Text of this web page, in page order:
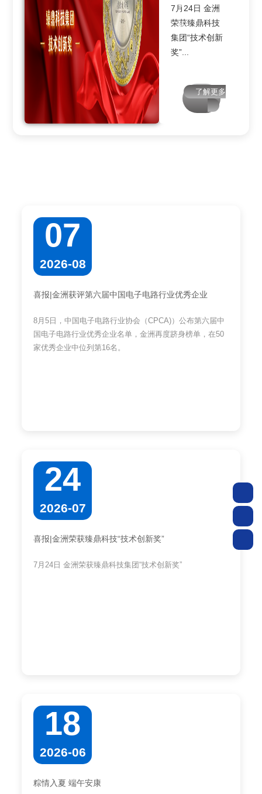
协会
（CPCA)）公
布第六届中国
电子电路行业
单，金洲再度
跻身榜单，在
50家优秀企业
7月24日 金洲
荣获臻鼎科技
集团“技术创新
奖”...
了解更多
你
匠心40载，同
心伴前行...
了解更多
材（英伟达
Rubin架构AI服
务器核心基
材）对高端精
迫切需求，金
洲新增一项重
要技改项目：
供应商”奖
4月20日 广合
科技授予金洲
2025年度“优秀
了解更多
2026年3月 金
洲科技大楼完
成所有专项验
收 并全面投
了解更多
对高端精密微
钻的需求也大
幅提升。为有
效保障交付，
金洲将保持生
产 稳定运行。
07
2026-08
喜报|金洲获评第六届中国电子电路行业优秀企业
8月5日，中国电子电路行业协会（CPCA)）公布第六届中
国电子电路行业优秀企业名单，金洲再度跻身榜单，在50
家优秀企业中位列第16名。
24
2026-07
喜报|金洲荣获臻鼎科技“技术创新奖”
7月24日 金洲荣获臻鼎科技集团“技术创新奖”
18
2026-06
粽情入夏 端午安康